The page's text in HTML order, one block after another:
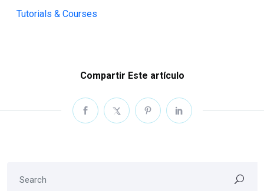
Tutorials & Courses
Compartir Este artículo